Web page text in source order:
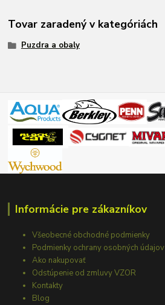
Tovar zaradený v kategóriách
Puzdra a obaly
Informácie pre zákazníkov
Všeobecné obchodné podmienky
Podmienky ochrany osobných údajov
Ako nakupovať
Odstúpenie od zmluvy VZOR
Kontakty
Blog